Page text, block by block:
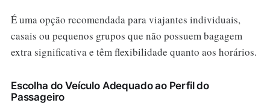
É uma opção recomendada para viajantes individuais,
casais ou pequenos grupos que não possuem bagagem
extra significativa e têm flexibilidade quanto aos horários.
Escolha do Veículo Adequado ao Perfil do
Passageiro